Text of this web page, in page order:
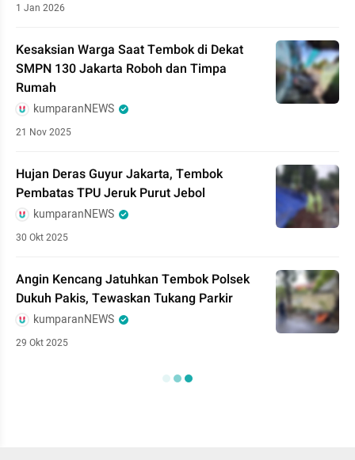
1 Jan 2026
Kesaksian Warga Saat Tembok di Dekat
SMPN 130 Jakarta Roboh dan Timpa
Rumah
kumparanNEWS
21 Nov 2025
Hujan Deras Guyur Jakarta, Tembok
Pembatas TPU Jeruk Purut Jebol
kumparanNEWS
30 Okt 2025
Angin Kencang Jatuhkan Tembok Polsek
Dukuh Pakis, Tewaskan Tukang Parkir
kumparanNEWS
29 Okt 2025